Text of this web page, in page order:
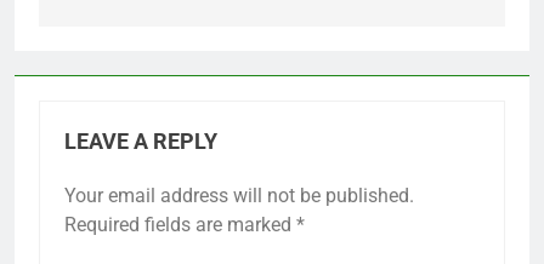
LEAVE A REPLY
Your email address will not be published.
Required fields are marked *